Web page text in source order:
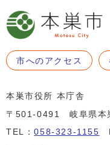
市へのアクセス
本巣市役所 本庁舎
〒501-0491 岐阜県本
TEL：058-323-1155